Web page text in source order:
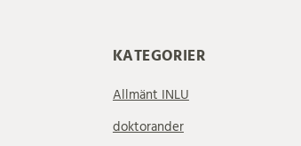
KATEGORIER
Allmänt INLU
doktorander